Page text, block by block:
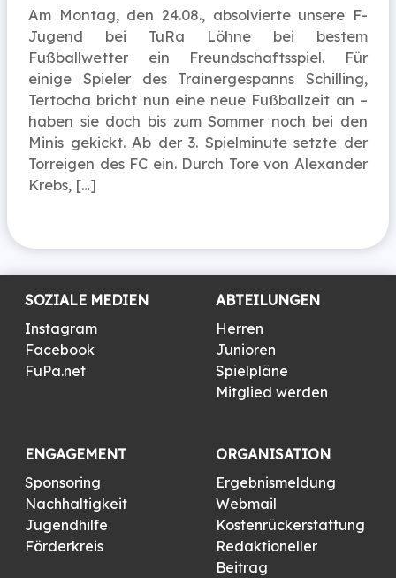
Am Montag, den 24.08., absolvierte unsere F-
Jugend bei TuRa Löhne bei bestem
Fußballwetter ein Freundschaftsspiel. Für
einige Spieler des Trainergespanns Schilling,
Tertocha bricht nun eine neue Fußballzeit an –
haben sie doch bis zum Sommer noch bei den
Minis gekickt. Ab der 3. Spielminute setzte der
Torreigen des FC ein. Durch Tore von Alexander
Krebs, […]
SOZIALE MEDIEN
Instagram
Facebook
FuPa.net
ABTEILUNGEN
Herren
Junioren
Spielpläne
Mitglied werden
ENGAGEMENT
Sponsoring
Nachhaltigkeit
Jugendhilfe
Förderkreis
ORGANISATION
Ergebnismeldung
Webmail
Kostenrückerstattung
Redaktioneller
Beitrag